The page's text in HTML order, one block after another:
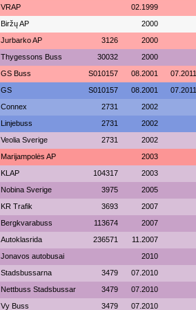
VRAP 02.1999
Biržų AP 2000
Jurbarko AP 3126 2000
Thygessons Buss 30032 2000
GS Buss S010157 08.2001 07.2011
GS S010157 08.2001 07.2011
Connex 2731 2002
Linjebuss 2731 2002
Veolia Sverige 2731 2002
Marijampolės AP 2003
KLAP 104317 2003
Nobina Sverige 3975 2005
KR Trafik 3693 2007
Bergkvarabuss 113674 2007
Autoklasrida 236571 11.2007
Jonavos autobusai 2010
Stadsbussarna 3479 07.2010
Nettbuss Stadsbussar 3479 07.2010
Vy Buss 3479 07.2010